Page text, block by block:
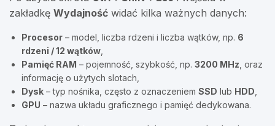
zakładkę Wydajność widać kilka ważnych danych:
Procesor – model, liczba rdzeni i liczba wątków, np. 6
rdzeni / 12 wątków
Pamięć RAM – pojemność, szybkość, np. 3200 MHz , oraz
informację o użytych slotach,
Dysk – typ nośnika, często z oznaczeniem SSD lub HDD
GPU – nazwa układu graficznego i pamięć dedykowana.